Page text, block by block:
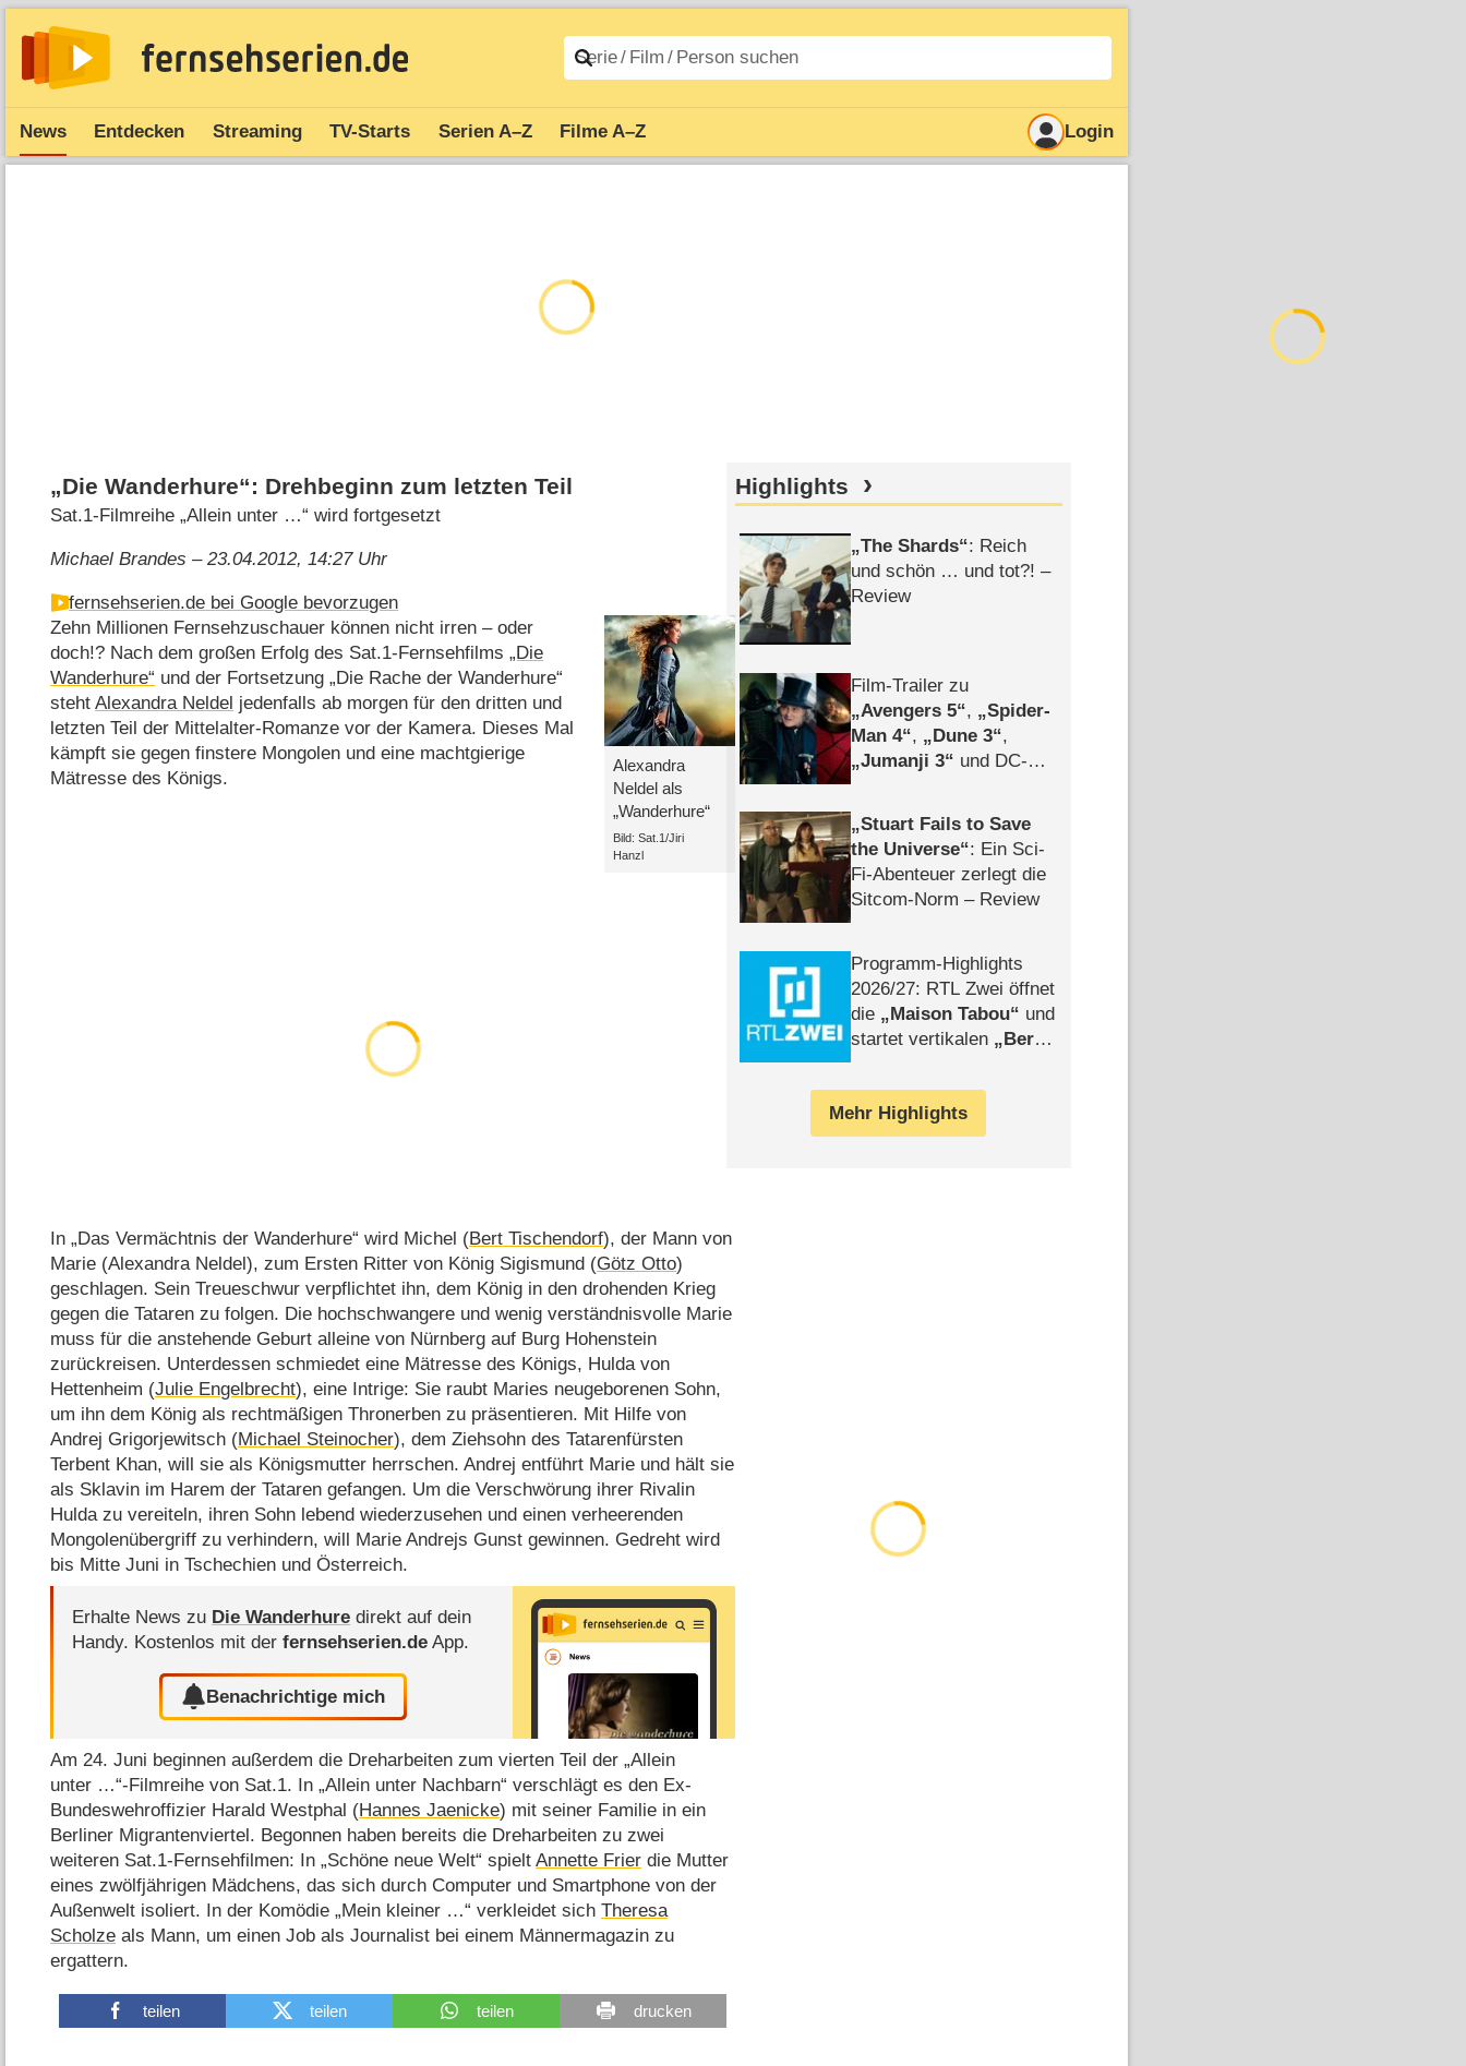
News Entdecken Streaming TV-Starts Serien A–Z Filme A–Z Login
„Die Wanderhure“: Drehbeginn zum letzten Teil
Sat.1-Filmreihe „Allein unter …“ wird fortgesetzt
Michael Brandes – 23.04.2012, 14:27 Uhr
fernsehserien.de bei Google bevorzugen
Alexandra
Neldel als
„Wanderhure“
Bild: Sat.1/Jiri
Hanzl
Zehn Millionen Fernsehzuschauer können nicht irren – oder
doch!? Nach dem großen Erfolg des Sat.1-Fernsehfilms„Die
Wanderhure“ und der Fortsetzung „Die Rache der Wanderhure“
stehtAlexandra Neldel jedenfalls ab morgen für den dritten und
letzten Teil der Mittelalter-Romanze vor der Kamera. Dieses Mal
kämpft sie gegen finstere Mongolen und eine machtgierige
Mätresse des Königs.
In „Das Vermächtnis der Wanderhure“ wird Michel (Bert Tischendorf), der Mann von
Marie (Alexandra Neldel), zum Ersten Ritter von König Sigismund (Götz Otto)
geschlagen. Sein Treueschwur verpflichtet ihn, dem König in den drohenden Krieg
gegen die Tataren zu folgen. Die hochschwangere und wenig verständnisvolle Marie
muss für die anstehende Geburt alleine von Nürnberg auf Burg Hohenstein
zurückreisen. Unterdessen schmiedet eine Mätresse des Königs, Hulda von
Hettenheim (Julie Engelbrecht), eine Intrige: Sie raubt Maries neugeborenen Sohn,
um ihn dem König als rechtmäßigen Thronerben zu präsentieren. Mit Hilfe von
Andrej Grigorjewitsch (Michael Steinocher), dem Ziehsohn des Tatarenfürsten
Terbent Khan, will sie als Königsmutter herrschen. Andrej entführt Marie und hält sie
als Sklavin im Harem der Tataren gefangen. Um die Verschwörung ihrer Rivalin
Hulda zu vereiteln, ihren Sohn lebend wiederzusehen und einen verheerenden
Mongolenübergriff zu verhindern, will Marie Andrejs Gunst gewinnen. Gedreht wird
bis Mitte Juni in Tschechien und Österreich.
Erhalte News zu Die Wanderhure direkt auf dein
Handy. Kostenlos mit derfernsehserien.de App.
Benachrichtige mich
Am 24. Juni beginnen außerdem die Dreharbeiten zum vierten Teil der „Allein
unter …“-Filmreihe von Sat.1. In „Allein unter Nachbarn“ verschlägt es den Ex-
Bundeswehroffizier Harald Westphal (Hannes Jaenicke) mit seiner Familie in ein
Berliner Migrantenviertel. Begonnen haben bereits die Dreharbeiten zu zwei
weiteren Sat.1-Fernsehfilmen: In „Schöne neue Welt“ spieltAnnette Frier die Mutter
eines zwölfjährigen Mädchens, das sich durch Computer und Smartphone von der
Außenwelt isoliert. In der Komödie „Mein kleiner …“ verkleidet sichTheresa
Scholze als Mann, um einen Job als Journalist bei einem Männermagazin zu
ergattern.
teilen teilen teilen drucken
Highlights
The Shards : Reich
und schön … und tot?! –
Review
Film-Trailer zu
Avengers 5 ,
Spider-
Man 4 , Dune 3 ,
Jumanji 3
und DC-
Stuart Fails to Save
the Universe : Ein Sci-
Fi-Abenteuer zerlegt die
Sitcom-Norm – Review
Programm-Highlights
2026/​27: RTL Zwei öffnet
die
Maison Tabou
und
startet vertikalen
Berlin
Mehr Highlights